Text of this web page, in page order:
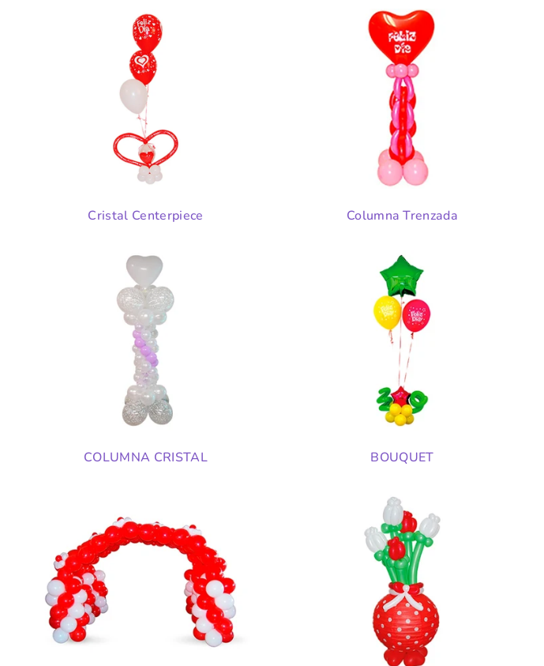
Cristal Centerpiece Columna Trenzada
COLUMNA CRISTAL BOUQUET